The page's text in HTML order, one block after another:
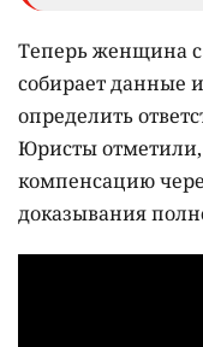
Теперь женщина
собирает данные
определить
Юристы
компенсацию
доказывания